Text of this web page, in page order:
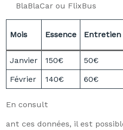
BlaBlaCar ou FlixBus
Mois Essence Entretien
Janvier 150€ 50€
Février
140€ 60€
En consult
ant ces données, il est